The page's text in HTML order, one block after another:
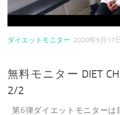
ダイエットモニター 2020年9月17日
無料モニター DIET
2/2
第6弾ダイエットモニターは